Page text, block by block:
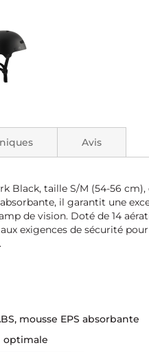
Black, taille S/M (54-56
il garantit une
de vision. Doté de 14
exigences de sécurité
mousse EPS absorbante
optimale
Avis